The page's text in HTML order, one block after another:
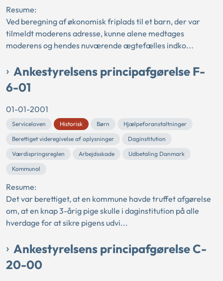
Resume:
Ved beregning af økonomisk friplads til et barn, der var
tilmeldt moderens adresse, kunne alene medtages
moderens og hendes nuværende ægtefælles indko...
Ankestyrelsens principafgørelse F-
6-01
01-01-2001
Serviceloven Historisk Børn
Hjælpeforanstaltninger
Berettiget videregivelse af oplysninger
Daginstitution
Værdispringsreglen
Arbejdsskade
Udbetaling Danmark
Kommunal
Resume:
Det var berettiget, at en kommune havde truffet afgørelse
om, at en knap 3-årig pige skulle i daginstitution på alle
hverdage for at sikre pigens udvi...
Ankestyrelsens principafgørelse C-
20-00